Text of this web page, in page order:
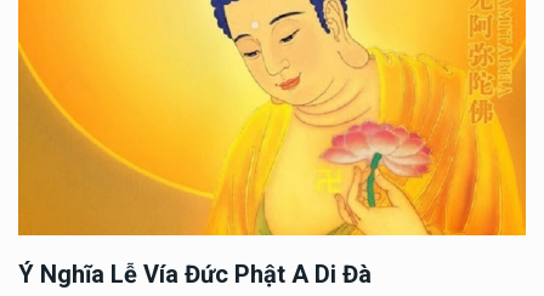
Ý Nghĩa Lễ Vía Đức Phật A Di Đà